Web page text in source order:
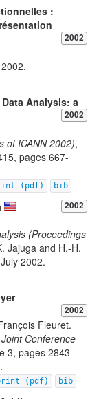
:
2002
Analysis: a
2002
of ICANN 2002),
pages 667-
(pdf) bib
2002
(Proceedings
Jajuga and H.-H.
2002.
2002
Fleuret.
Conference
3, pages 2843-
(pdf) bib